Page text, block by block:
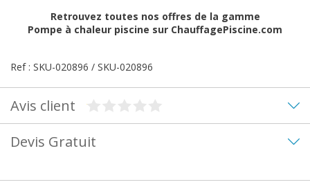
Retrouvez toutes nos offres de la gamme
Pompe à chaleur piscine sur ChauffagePiscine.com
Ref : SKU-020896 / SKU-020896
Avis client
Devis Gratuit